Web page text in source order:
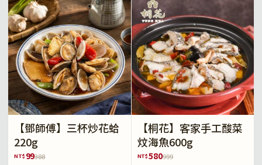
【鄧師傅】三杯炒花蛤
220g
NT$ 99388
【桐花】客家手工酸菜
炆海魚600g
NT$580999